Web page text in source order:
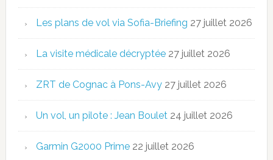
Les plans de vol via Sofia-Briefing 27 juillet 2026
La visite médicale décryptée 27 juillet 2026
ZRT de Cognac à Pons-Avy 27 juillet 2026
Un vol, un pilote : Jean Boulet 24 juillet 2026
Garmin G2000 Prime 22 juillet 2026